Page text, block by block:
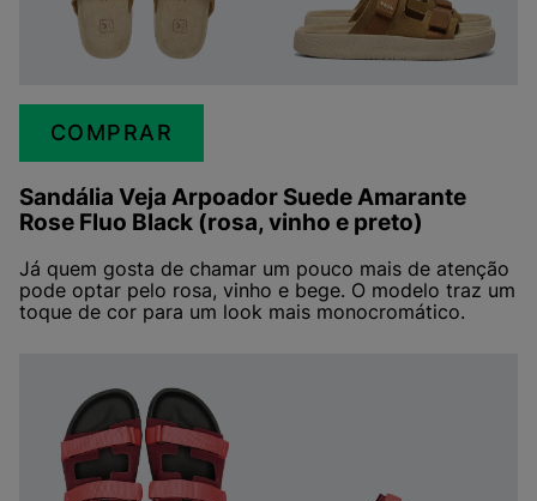
COMPRAR
Sandália Veja Arpoador Suede Amarante
Rose Fluo Black (rosa, vinho e preto)
Já quem gosta de chamar um pouco mais de atenção
pode optar pelo rosa, vinho e bege. O modelo traz um
toque de cor para um look mais monocromático.